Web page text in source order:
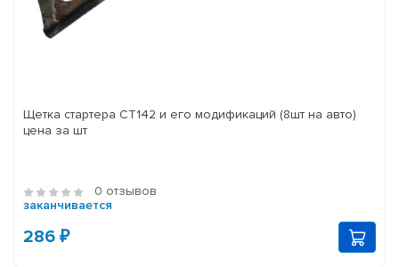
Щетка стартера СТ142 и его модификаций (8шт на авто)
цена за шт
0 отзывов
заканчивается
286 ₽